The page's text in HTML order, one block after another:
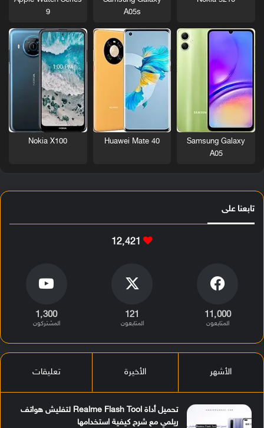
A05s
9
Samsung Galaxy
A05
Huawei Mate 40
Nokia X100
تابعنا على
12٬421
11٬000
المتابعون
121
المتابعون
1٬300
المشتركون
الأشهر الأخيرة تعليقات
تحميل أداة Realme Flash Tool لتفليش هواتف
ريلمي مع شرح كيفية استخدامها